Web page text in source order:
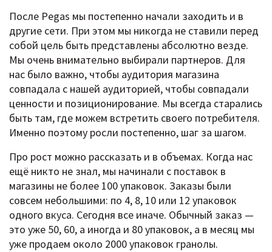
После Pegas мы постепенно начали заходить и в
другие сети. При этом мы никогда не ставили перед
собой цель быть представлены абсолютно везде.
Мы очень внимательно выбирали партнеров. Для
нас было важно, чтобы аудитория магазина
совпадала с нашей аудиторией, чтобы совпадали
ценности и позиционирование. Мы всегда старались
быть там, где можем встретить своего потребителя.
Именно поэтому росли постепенно, шаг за шагом.
Про рост можно рассказать и в объемах. Когда нас
ещё никто не знал, мы начинали с поставок в
магазины не более 100 упаковок. Заказы были
совсем небольшими: по 4, 8, 10 или 12 упаковок
одного вкуса. Сегодня все иначе. Обычный заказ —
это уже 50, 60, а иногда и 80 упаковок, а в месяц мы
уже продаем около 2000 упаковок гранолы.